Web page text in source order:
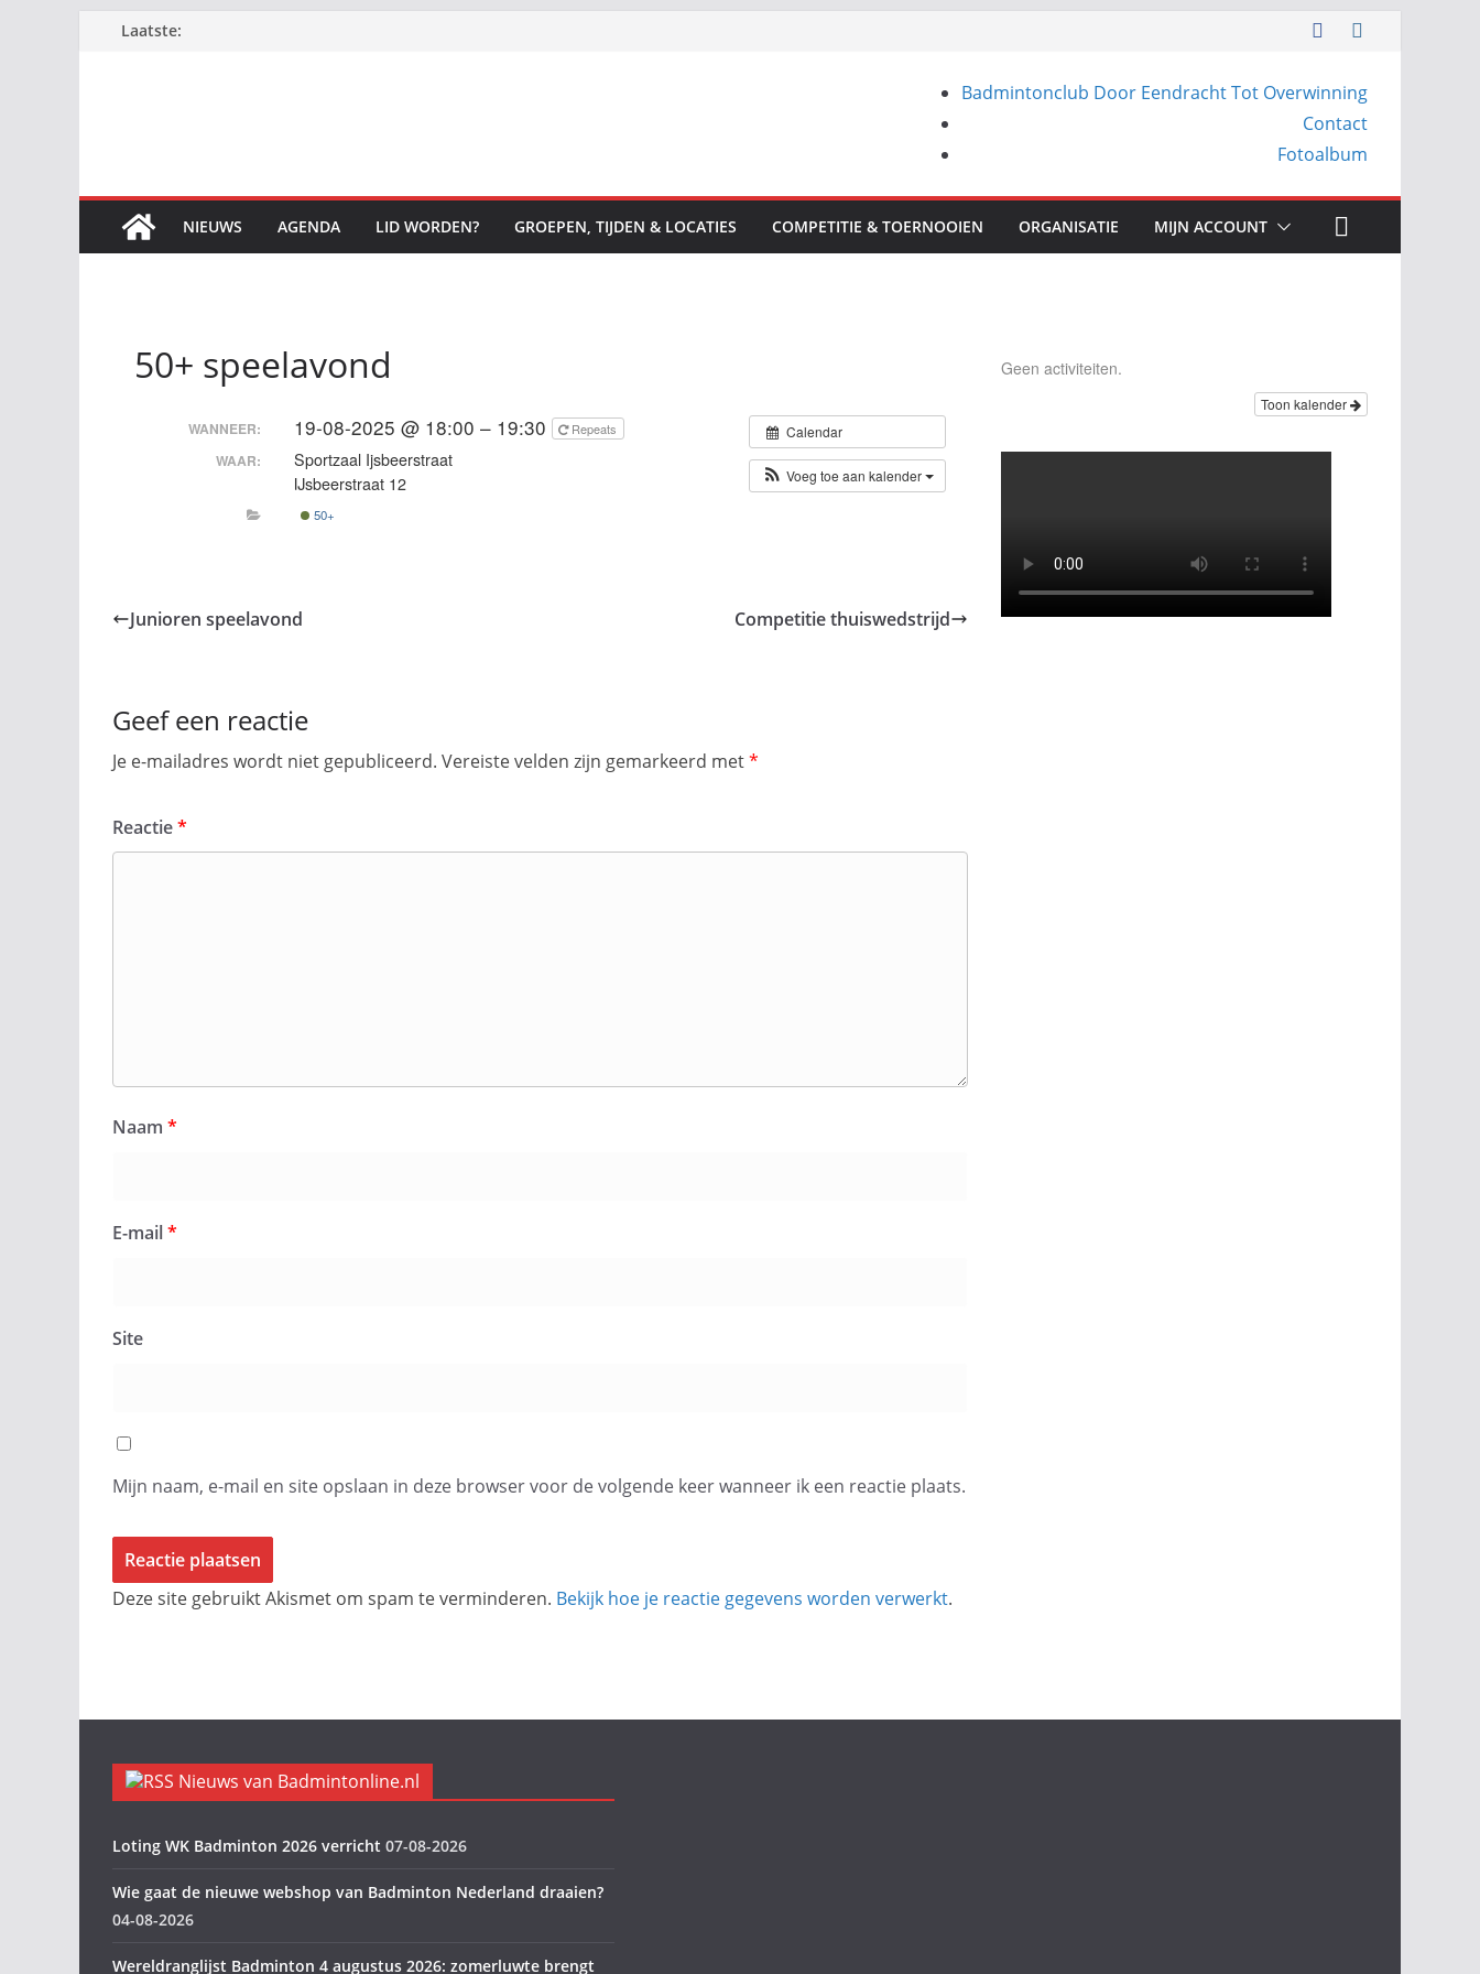
Laatste:
Badmintonclub Door Eendracht Tot Overwinning
Contact
Fotoalbum
NIEUWS AGENDA LID WORDEN? GROEPEN, TIJDEN & LOCATIES COMPETITIE & TOERNOOIEN ORGANISATIE MIJN ACCOUNT
50+ speelavond
Calendar
Voeg toe aan kalender
WANNEER: 19-08-2025 @ 18:00 – 19:30 Repeats
WAAR:
Sportzaal Ijsbeerstraat
IJsbeerstraat 12
50+
Junioren speelavond Competitie thuiswedstrijd
Geef een reactie
Je e-mailadres wordt niet gepubliceerd. Vereiste velden zijn gemarkeerd met*
Reactie*
Naam *
E-mail*
Site
Mijn naam, e-mail en site opslaan in deze browser voor de volgende keer wanneer ik een reactie plaats.
Deze site gebruikt Akismet om spam te verminderen. Bekijk hoe je reactie gegevens worden verwerkt.
Geen activiteiten.
Toon kalender
Nieuws van Badmintonline.nl
Loting WK Badminton 2026 verricht 07-08-2026
Wie gaat de nieuwe webshop van Badminton Nederland draaien?
04-08-2026
Wereldranglijst Badminton 4 augustus 2026: zomerluwte brengt